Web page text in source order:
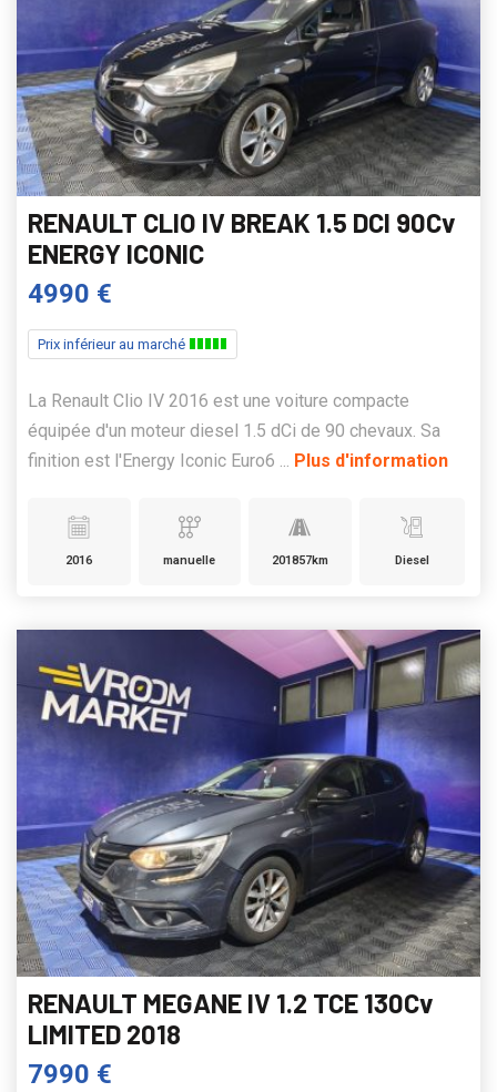
RENAULT CLIO IV BREAK 1.5 DCI 90Cv
ENERGY ICONIC
4990 €
Prix inférieur au marché
La Renault Clio IV 2016 est une voiture compacte
équipée d'un moteur diesel 1.5 dCi de 90 chevaux. Sa
finition est l'Energy Iconic Euro6 ... Plus d'information
2016 manuelle 201857km Diesel
RENAULT MEGANE IV 1.2 TCE 130Cv
LIMITED 2018
7990 €